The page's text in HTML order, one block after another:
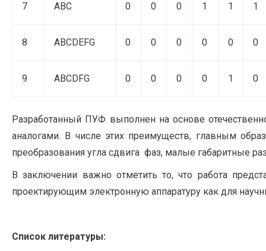
7 ABC 0 0 0 1 1 1
8 ABCDEFG 0 0 0 0 0 0
9 ABCDFG 0 0 0 0 1 0
Разработанный ПУФ выполнен на основе
аналогами. В числе этих преимуществ, главным
преобразования угла сдвига фаз, малые габаритные
В заключении важно отметить то, что работа
проектирующим электронную аппаратуру как для
Список литературы: